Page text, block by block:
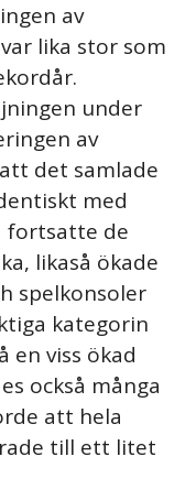
av
lika stor som
under
av
det samlade
med
fortsatte de
likaså ökade
spelkonsoler
kategorin
en viss ökad
också många
att hela
till ett litet